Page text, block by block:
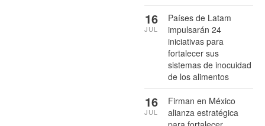
Países de Latam
impulsarán 24
iniciativas para
fortalecer sus
sistemas de inocuidad
de los alimentos
16
JUL
Firman en México
alianza estratégica
16
JUL